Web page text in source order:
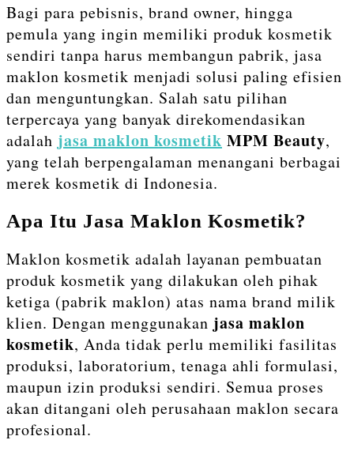
Bagi para pebisnis, brand owner, hingga
pemula yang ingin memiliki produk kosmetik
sendiri tanpa harus membangun pabrik, jasa
maklon kosmetik menjadi solusi paling efisien
dan menguntungkan. Salah satu pilihan
terpercaya yang banyak direkomendasikan
adalah jasa maklon kosmetik MPM Beauty,
yang telah berpengalaman menangani berbagai
merek kosmetik di Indonesia.
Apa Itu Jasa Maklon Kosmetik?
Maklon kosmetik adalah layanan pembuatan
produk kosmetik yang dilakukan oleh pihak
ketiga (pabrik maklon) atas nama brand milik
klien. Dengan menggunakan jasa maklon
kosmetik, Anda tidak perlu memiliki fasilitas
produksi, laboratorium, tenaga ahli formulasi,
maupun izin produksi sendiri. Semua proses
akan ditangani oleh perusahaan maklon secara
profesional.